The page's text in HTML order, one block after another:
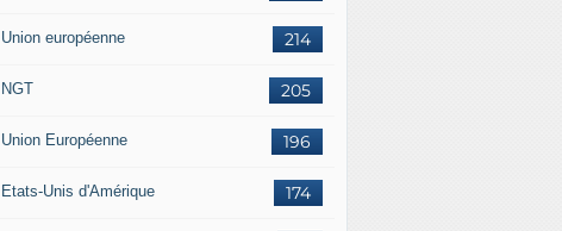
214
Union européenne
205
NGT
196
Union Européenne
174
Etats-Unis d'Amérique